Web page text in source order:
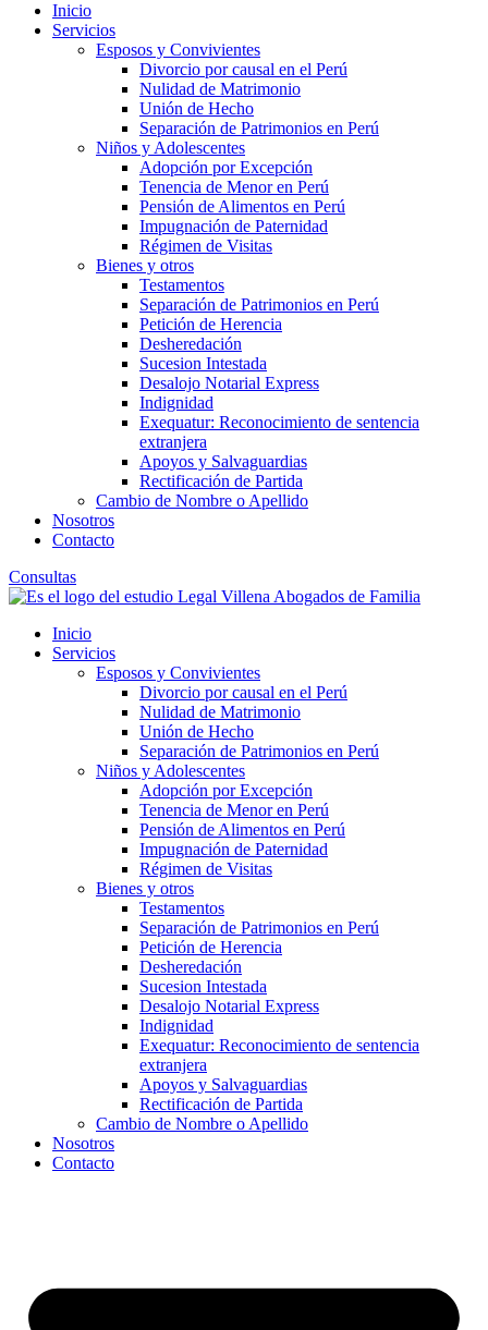
Inicio
Servicios
Esposos y Convivientes
Divorcio por causal en el Perú
Nulidad de Matrimonio
Unión de Hecho
Separación de Patrimonios en Perú
Niños y Adolescentes
Adopción por Excepción
Tenencia de Menor en Perú
Pensión de Alimentos en Perú
Impugnación de Paternidad
Régimen de Visitas
Bienes y otros
Testamentos
Separación de Patrimonios en Perú
Petición de Herencia
Desheredación
Sucesion Intestada
Desalojo Notarial Express
Indignidad
Exequatur: Reconocimiento de sentencia
extranjera
Apoyos y Salvaguardias
Rectificación de Partida
Cambio de Nombre o Apellido
Nosotros
Contacto
Consultas
Inicio
Servicios
Esposos y Convivientes
Divorcio por causal en el Perú
Nulidad de Matrimonio
Unión de Hecho
Separación de Patrimonios en Perú
Niños y Adolescentes
Adopción por Excepción
Tenencia de Menor en Perú
Pensión de Alimentos en Perú
Impugnación de Paternidad
Régimen de Visitas
Bienes y otros
Testamentos
Separación de Patrimonios en Perú
Petición de Herencia
Desheredación
Sucesion Intestada
Desalojo Notarial Express
Indignidad
Exequatur: Reconocimiento de sentencia
extranjera
Apoyos y Salvaguardias
Rectificación de Partida
Cambio de Nombre o Apellido
Nosotros
Contacto